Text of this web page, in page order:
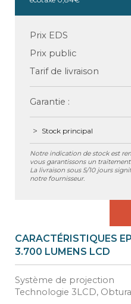
Prix EDS
Prix public
Tarif de livraison
Garantie :
Stock principal
Notre indication de stock est
vous garantissons un
La livraison sous 5/10 jours
notre fournisseur.
CARACTÉRISTIQUES
3.700 LUMENS LCD
Système de projection
Technologie 3LCD,